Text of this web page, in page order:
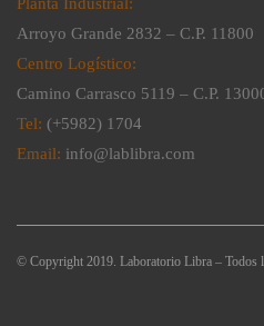
Arroyo Grande 2832 – C.P. 11800
Centro Logístico:
Camino Carrasco 5119 – C.P.
Tel: (+5982) 1704
Email: info@lablibra.com
© Copyright 2019. Laboratorio Libra – Todos